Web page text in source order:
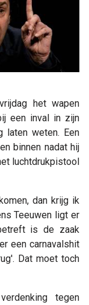
het wapen
een inval in zijn
laten weten. Een
binnen nadat hij
luchtdrukpistool
dan krijg ik
Teeuwen ligt er
is de zaak
een carnavalshit
Dat moet toch
tegen